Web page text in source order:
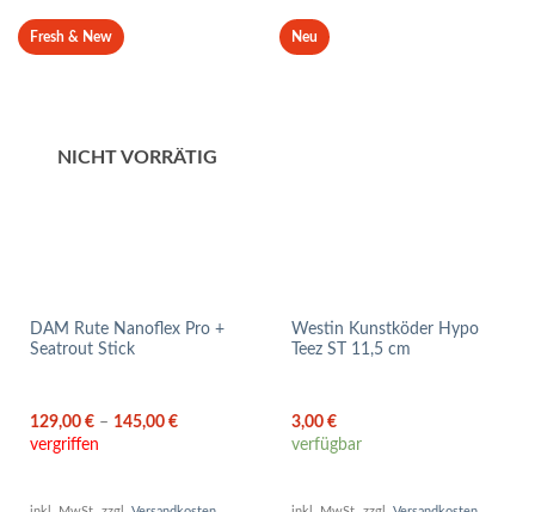
Fresh & New
NICHT VORRÄTIG
DAM Rute Nanoflex Pro +
Seatrout Stick
129,00 €– 145,00 €
vergriffen
Neu
Westin Kunstköder Hypo
Teez ST 11,5 cm
3,00 €
verfügbar